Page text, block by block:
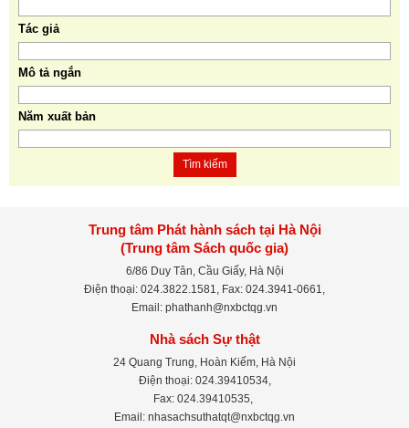
Tác giả
Mô tả ngắn
Năm xuất bản
Tìm kiếm
Trung tâm Phát hành sách tại Hà Nội
(Trung tâm Sách quốc gia)
6/86 Duy Tân, Cầu Giấy, Hà Nội
Điện thoại: 024.3822.1581, Fax: 024.3941-0661,
Email: phathanh@nxbctqg.vn
Nhà sách Sự thật
24 Quang Trung, Hoàn Kiếm, Hà Nội
Điện thoại: 024.39410534,
Fax: 024.39410535,
Email: nhasachsuthatqt@nxbctqg.vn